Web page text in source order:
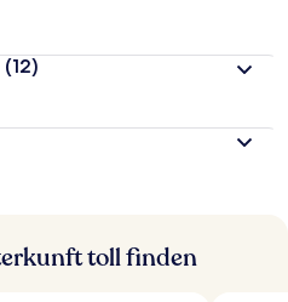
(12)
toll finden